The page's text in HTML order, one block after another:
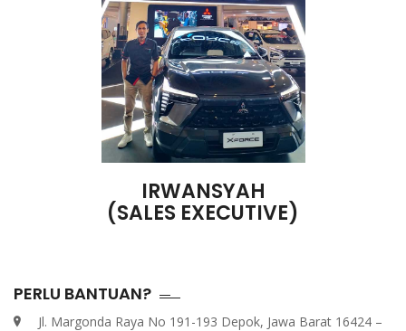
IRWANSYAH
(SALES EXECUTIVE)
PERLU BANTUAN?
Jl. Margonda Raya No 191-193 Depok, Jawa Barat 16424 –